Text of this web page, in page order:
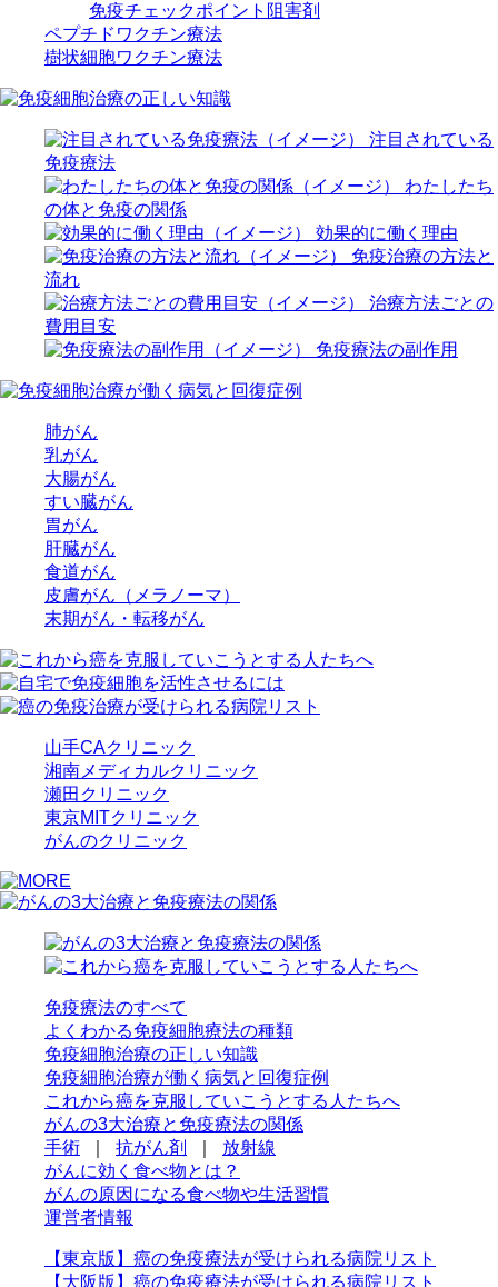
免疫チェックポイント阻害剤
ペプチドワクチン療法
樹状細胞ワクチン療法
注目されている
免疫療法
わたしたち
の体と免疫の関係
効果的に働く理由
免疫治療の方法と
流れ
治療方法ごとの
費用目安
免疫療法の副作用
肺がん
乳がん
大腸がん
すい臓がん
胃がん
肝臓がん
食道がん
皮膚がん（メラノーマ）
末期がん・転移がん
山手CAクリニック
湘南メディカルクリニック
瀬田クリニック
東京MITクリニック
がんのクリニック
免疫療法のすべて
よくわかる免疫細胞療法の種類
免疫細胞治療の正しい知識
免疫細胞治療が働く病気と回復症例
これから癌を克服していこうとする人たちへ
がんの3大治療と免疫療法の関係
手術
抗がん剤
放射線
がんに効く食べ物とは？
がんの原因になる食べ物や生活習慣
運営者情報
【東京版】癌の免疫療法が受けられる病院リスト
【大阪版】癌の免疫療法が受けられる病院リスト